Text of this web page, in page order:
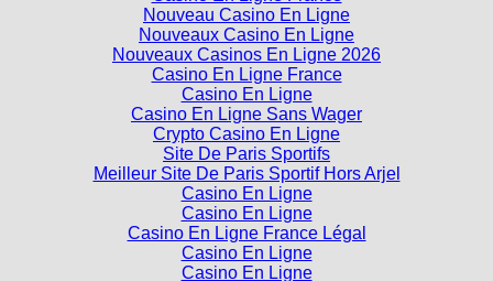
Nouveau Casino En Ligne
Nouveaux Casino En Ligne
Nouveaux Casinos En Ligne 2026
Casino En Ligne France
Casino En Ligne
Casino En Ligne Sans Wager
Crypto Casino En Ligne
Site De Paris Sportifs
Meilleur Site De Paris Sportif Hors Arjel
Casino En Ligne
Casino En Ligne
Casino En Ligne France Légal
Casino En Ligne
Casino En Ligne